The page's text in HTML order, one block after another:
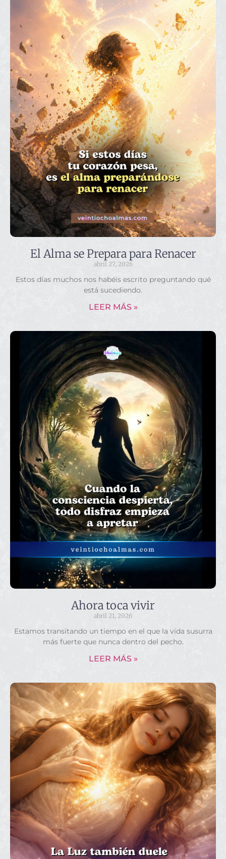
El Alma se Prepara para Renacer
abril 27, 2026
Estos días muchos nos habéis escrito preguntando qué
está sucediendo.
LEER MÁS »
Ahora toca vivir
abril 21, 2026
Estamos transitando un tiempo en el que la vida susurra
más fuerte que nunca dentro del pecho.
LEER MÁS »